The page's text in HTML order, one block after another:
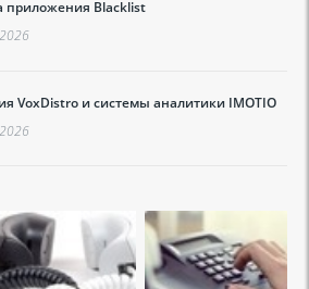
приложения Blacklist
VoxDistro и системы аналитики IMOTIO